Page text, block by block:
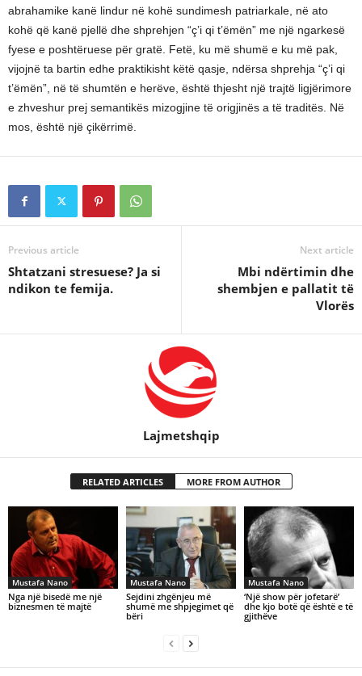
abrahamike kanë lindur në kohë sundimesh patriarkale, në ato
kohë që kanë pjellë dhe shprehjen “ç’i qi t’ëmën” me një ngarkesë
fyese e poshtëruese për gratë. Fetë, ku më shumë e ku më pak,
vijojnë ta bartin edhe praktikisht këtë qasje, ndërsa shprehja “ç’i qi
t’ëmën”, në të shumtën e herëve, është thjesht një trajtë ligjërimore
e zhveshur prej semantikës mizogjine të origjinës a të traditës. Në
mos, është një çikërrimë.
Previous article
Shtatzani stresuese? Ja si
ndikon te femija.
Next article
Mbi ndërtimin dhe
shembjen e pallatit të
Vlorës
Lajmetshqip
RELATED ARTICLES MORE FROM AUTHOR
Mustafa Nano
Nga një bisedë me një
biznesmen të majtë
Mustafa Nano
Sejdini zhgënjeu më
shumë me shpjegimet që
bëri
Mustafa Nano
‘Një show për jofetarë’
dhe kjo botë që është e të
gjithëve